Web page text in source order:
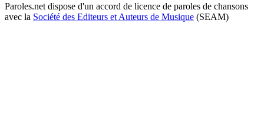
Paroles.net dispose d'un accord de licence de paroles de chansons
avec la Société des Editeurs et Auteurs de Musique (SEAM)